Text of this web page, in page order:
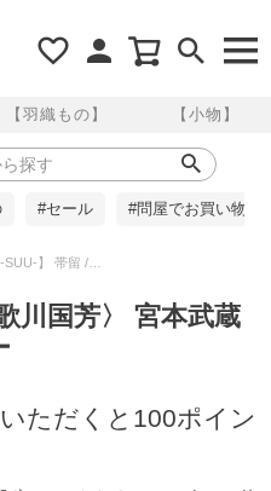
【羽織もの】 【小物】
#セール #問屋でお買い物
帯留 /〈歌川国芳〉 宮本武蔵の鯨退治 のレビュー
川国芳〉 宮本武蔵
ただくと100ポイン